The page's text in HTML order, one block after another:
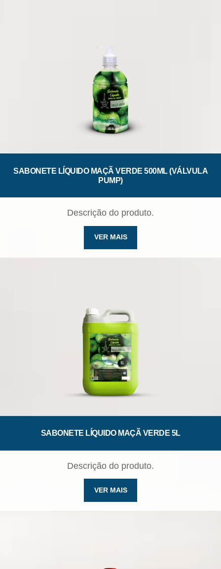
SABONETE LÍQUIDO MAÇÃ VERDE 500ML (VÁLVULA
PUMP)
Descrição do produto.
VER MAIS
SABONETE LÍQUIDO MAÇÃ VERDE 5L
Descrição do produto.
VER MAIS